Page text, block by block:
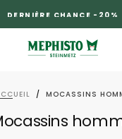
DERNIÈRE CHANCE -20%
/ MOCASSINS